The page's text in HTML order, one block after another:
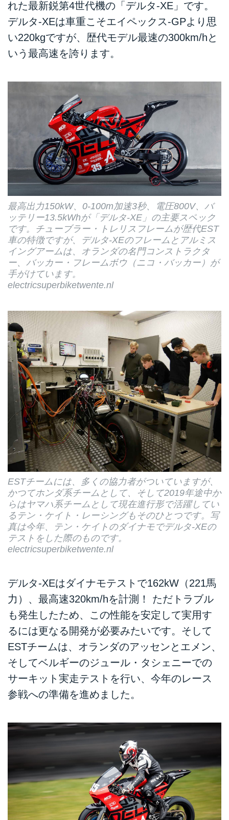
れた最新鋭第4世代機の「デルタ-XE」です。
デルタ-XEは車重こそエイペックス-GPより思
い220kgですが、歴代モデル最速の300km/hと
いう最高速を誇ります。
最高出力150kW、0-100m加速3秒、電圧800V、バ
ッテリー13.5kWhが「デルタ-XE」の主要スペック
です。チューブラー・トレリスフレームが歴代EST
車の特徴ですが、デルタ-XEのフレームとアルミス
イングアームは、オランダの名門コンストラクタ
ー、バッカー・フレームボウ（ニコ・バッカー）が
手がけています。
electricsuperbiketwente.nl
ESTチームには、多くの協力者がついていますが、
かつてホンダ系チームとして、そして2019年途中か
らはヤマハ系チームとして現在進行形で活躍してい
るテン・ケイト・レーシングもそのひとつです。写
真は今年、テン・ケイトのダイナモでデルタ-XEの
テストをした際のものです。
electricsuperbiketwente.nl
デルタ-XEはダイナモテストで162kW（221馬
力）、最高速320km/hを計測！ ただトラブル
も発生したため、この性能を安定して実用す
るには更なる開発が必要みたいです。そして
ESTチームは、オランダのアッセンとエメン、
そしてベルギーのジュール・タシェニーでの
サーキット実走テストを行い、今年のレース
参戦への準備を進めました。